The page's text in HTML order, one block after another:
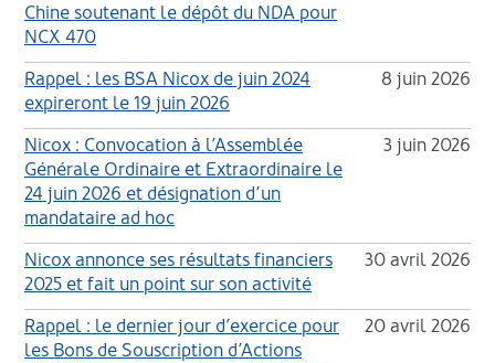
Chine soutenant le dépôt du NDA pour
NCX 470
Rappel : les BSA Nicox de juin 2024
expireront le 19 juin 2026
8 juin 2026
Nicox : Convocation à l’Assemblée
Générale Ordinaire et Extraordinaire le
24 juin 2026 et désignation d’un
mandataire ad hoc
3 juin 2026
Nicox annonce ses résultats financiers
2025 et fait un point sur son activité
30 avril 2026
Rappel : le dernier jour d’exercice pour
les Bons de Souscription d’Actions
20 avril 2026